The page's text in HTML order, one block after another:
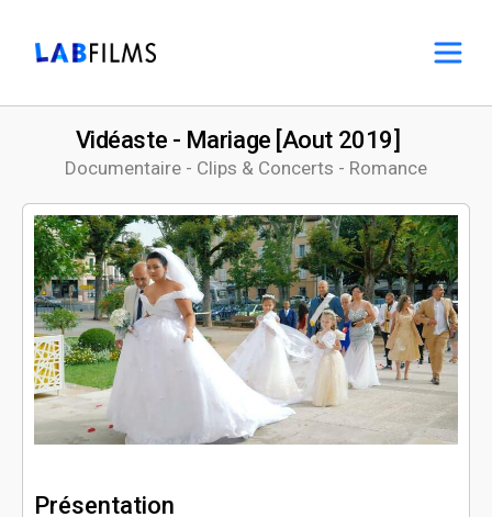
Documentaire - Clips & Concerts - Romance
Vidéaste - Mariage [Aout 2019]
Présentation